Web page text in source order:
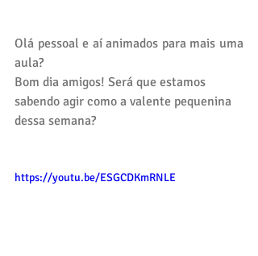
Olá pessoal e aí animados para mais uma
aula?
Bom dia amigos! Será que estamos
sabendo agir como a valente pequenina
dessa semana?
https://youtu.be/ESGCDKmRNLE